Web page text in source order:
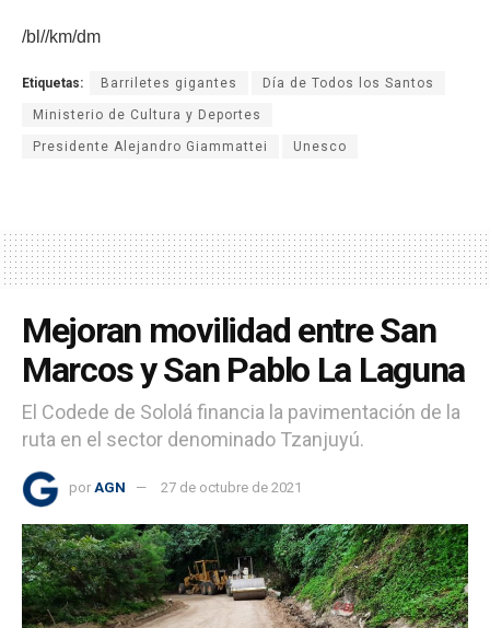
/bl//km/dm
Etiquetas: Barriletes gigantes Día de Todos los Santos
Ministerio de Cultura y Deportes
Presidente Alejandro Giammattei Unesco
Mejoran movilidad entre San
Marcos y San Pablo La Laguna
El Codede de Sololá financia la pavimentación de la
ruta en el sector denominado Tzanjuyú.
por AGN 27 de octubre de 2021